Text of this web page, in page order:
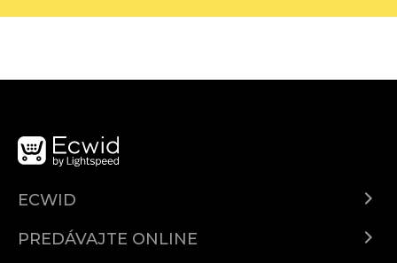
ECWID
Cenník
PREDÁVAJTE ONLINE